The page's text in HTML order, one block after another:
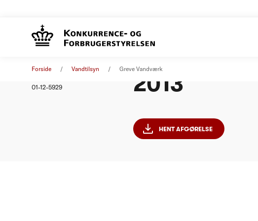
Forside Vandtilsyn Greve Vandværk
01-12-5929
2013
HENT AFGØRELSE